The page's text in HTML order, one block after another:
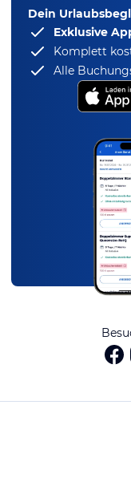
Dein
Exklusive
Komplett
Alle